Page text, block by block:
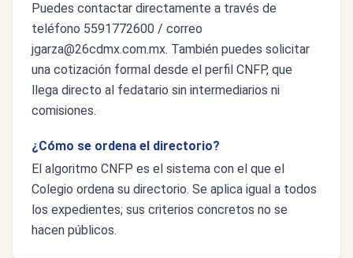
Puedes contactar directamente a través de
teléfono 5591772600 / correo
jgarza@26cdmx.com.mx. También puedes solicitar
una cotización formal desde el perfil CNFP, que
llega directo al fedatario sin intermediarios ni
comisiones.
¿Cómo se ordena el directorio?
El algoritmo CNFP es el sistema con el que el
Colegio ordena su directorio. Se aplica igual a todos
los expedientes; sus criterios concretos no se
hacen públicos.